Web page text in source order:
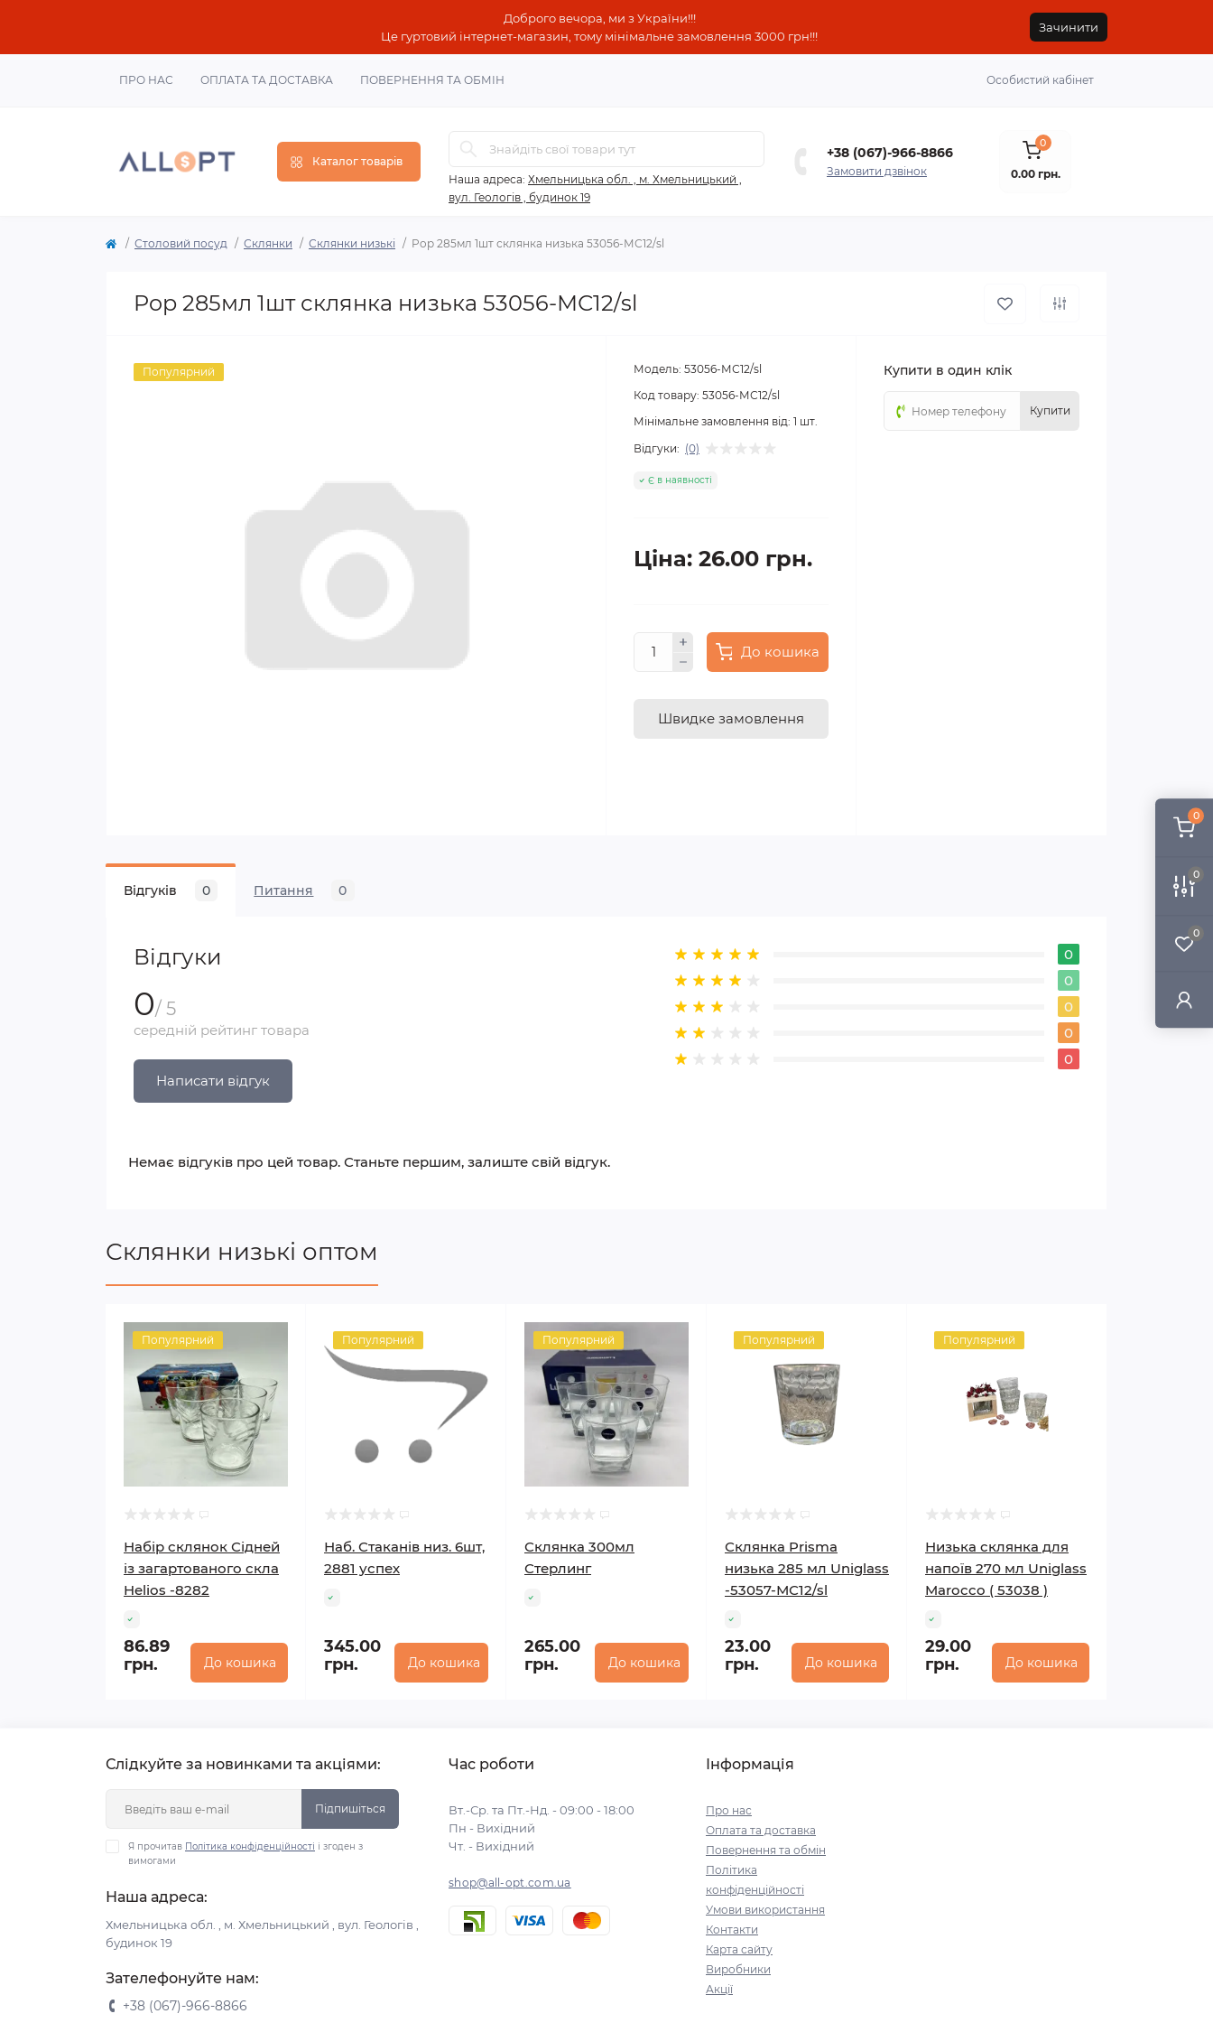
0
0
0
Доброго вечора, ми з України!!!
Це гуртовий інтернет-магазин, тому мінімальне замовлення 3000 грн!!!
Зачинити
ПРО НАС ОПЛАТА ТА ДОСТАВКА ПОВЕРНЕННЯ ТА ОБМІН Особистий кабінет
Каталог товарів
Наша адреса: Хмельницька обл. , м. Хмельницький ,
вул. Геологів , будинок 19
+38 (067)-966-8866
Замовити дзвінок
0
0.00 грн.
Столовий посуд Склянки Склянки низькі Pop 285мл 1шт склянка низька 53056-МС12/sl
Pop 285мл 1шт склянка низька 53056-МС12/sl
Популярний Модель: 53056-МС12/sl
Код товару: 53056-МС12/sl
Мінімальне замовлення від: 1 шт.
Відгуки: (0)
Є в наявності
Ціна: 26.00 грн.
До кошика
Швидке замовлення
Купити в один клік
Купити
Відгуків 0 Питання 0
Відгуки
0/ 5
середній рейтинг товара
Написати відгук
0
0
0
0
0
Немає відгуків про цей товар. Станьте першим, залиште свій відгук.
Склянки низькі оптом
Популярний
Набір склянок Сідней
із загартованого скла
Helios -8282
86.89
грн.
До кошика
Популярний
Наб. Стаканів низ. 6шт,
2881 успех
345.00
грн.
До кошика
Популярний
Склянка 300мл
Стерлинг
265.00
грн.
До кошика
Популярний
Склянка Prisma
низька 285 мл Uniglass
-53057-МС12/sl
23.00
грн.
До кошика
Популярний
Низька склянка для
напоїв 270 мл Uniglass
Marocco ( 53038 )
29.00
грн.
До кошика
Слідкуйте за новинками та акціями:
Підпишіться
Я прочитав Політика конфіденційності і згоден з
вимогами
Наша адреса:
Хмельницька обл. , м. Хмельницький , вул. Геологів ,
будинок 19
Зателефонуйте нам:
+38 (067)-966-8866
Час роботи
Вт.-Ср. та Пт.-Нд. - 09:00 - 18:00
Пн - Вихідний
Чт. - Вихідний
shop@all-opt.com.ua
Інформація
Про нас
Оплата та доставка
Повернення та обмін
Політика
конфіденційності
Умови використання
Контакти
Карта сайту
Виробники
Акції